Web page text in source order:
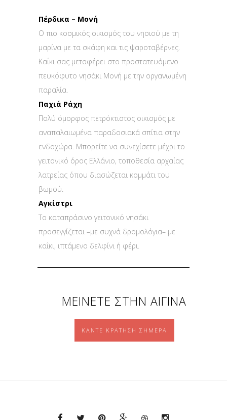
Πέρδικα – Μονή
Ο πιο κοσμικός οικισμός του νησιού με τη
μαρίνα με τα σκάφη και τις ψαροταβέρνες.
Καΐκι σας μεταφέρει στο προστατευόμενο
πευκόφυτο νησάκι Μονή με την οργανωμένη
παραλία.
Παχιά Ράχη
Πολύ όμορφος πετρόκτιστος οικισμός με
αναπαλαιωμένα παραδοσιακά σπίτια στην
ενδοχώρα. Μπορείτε να συνεχίσετε μέχρι το
γειτονικό όρος Ελλάνιο, τοποθεσία αρχαίας
λατρείας όπου διασώζεται κομμάτι του
βωμού.
Αγκίστρι
Το καταπράσινο γειτονικό νησάκι
προσεγγίζεται –με συχνά δρομολόγια– με
καΐκι, ιπτάμενο δελφίνι ή φέρι.
ΜΕΙΝΕΤΕ ΣΤΗΝ ΑΙΓΙΝΑ
ΚΑΝΤΕ ΚΡΑΤΗΣΗ ΣΗΜΕΡΑ